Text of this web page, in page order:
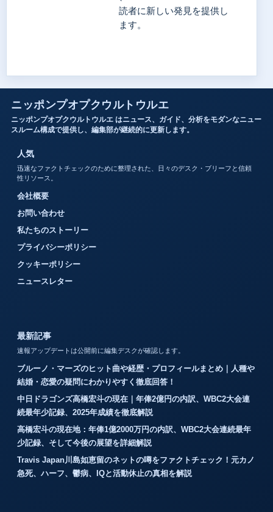
読者に新しい発見を提供し
ます。
ニッポンプオプクウルトウルエ
ニッポンプオプクウルトウルエ はニュース、ガイド、分析をモダンなニュー
スルーム構成で提供し、編集部が継続的に更新します。
人気
迅速なファクトチェックのために整理された、日々のデスク・ブリーフと信頼
性リソース。
会社概要
お問い合わせ
私たちのストーリー
プライバシーポリシー
クッキーポリシー
ニュースレター
最新記事
速報アップデートは公開前に編集デスクが確認します。
ブルーノ・マーズのヒット曲や経歴・プロフィールまとめ｜人種や
結婚・恋愛の疑問にわかりやすく徹底回答！
中日ドラゴンズ高橋宏斗の現在｜年俸2億円の内訳、WBC2大会連
続最年少記録、2025年成績を徹底解説
高橋宏斗の現在地：年俸1億2000万円の内訳、WBC2大会連続最年
少記録、そして今後の展望を詳細解説
Travis Japan川島如恵留のネットの噂をファクトチェック！元カノ
急死、ハーフ、鬱病、IQと活動休止の真相を解説